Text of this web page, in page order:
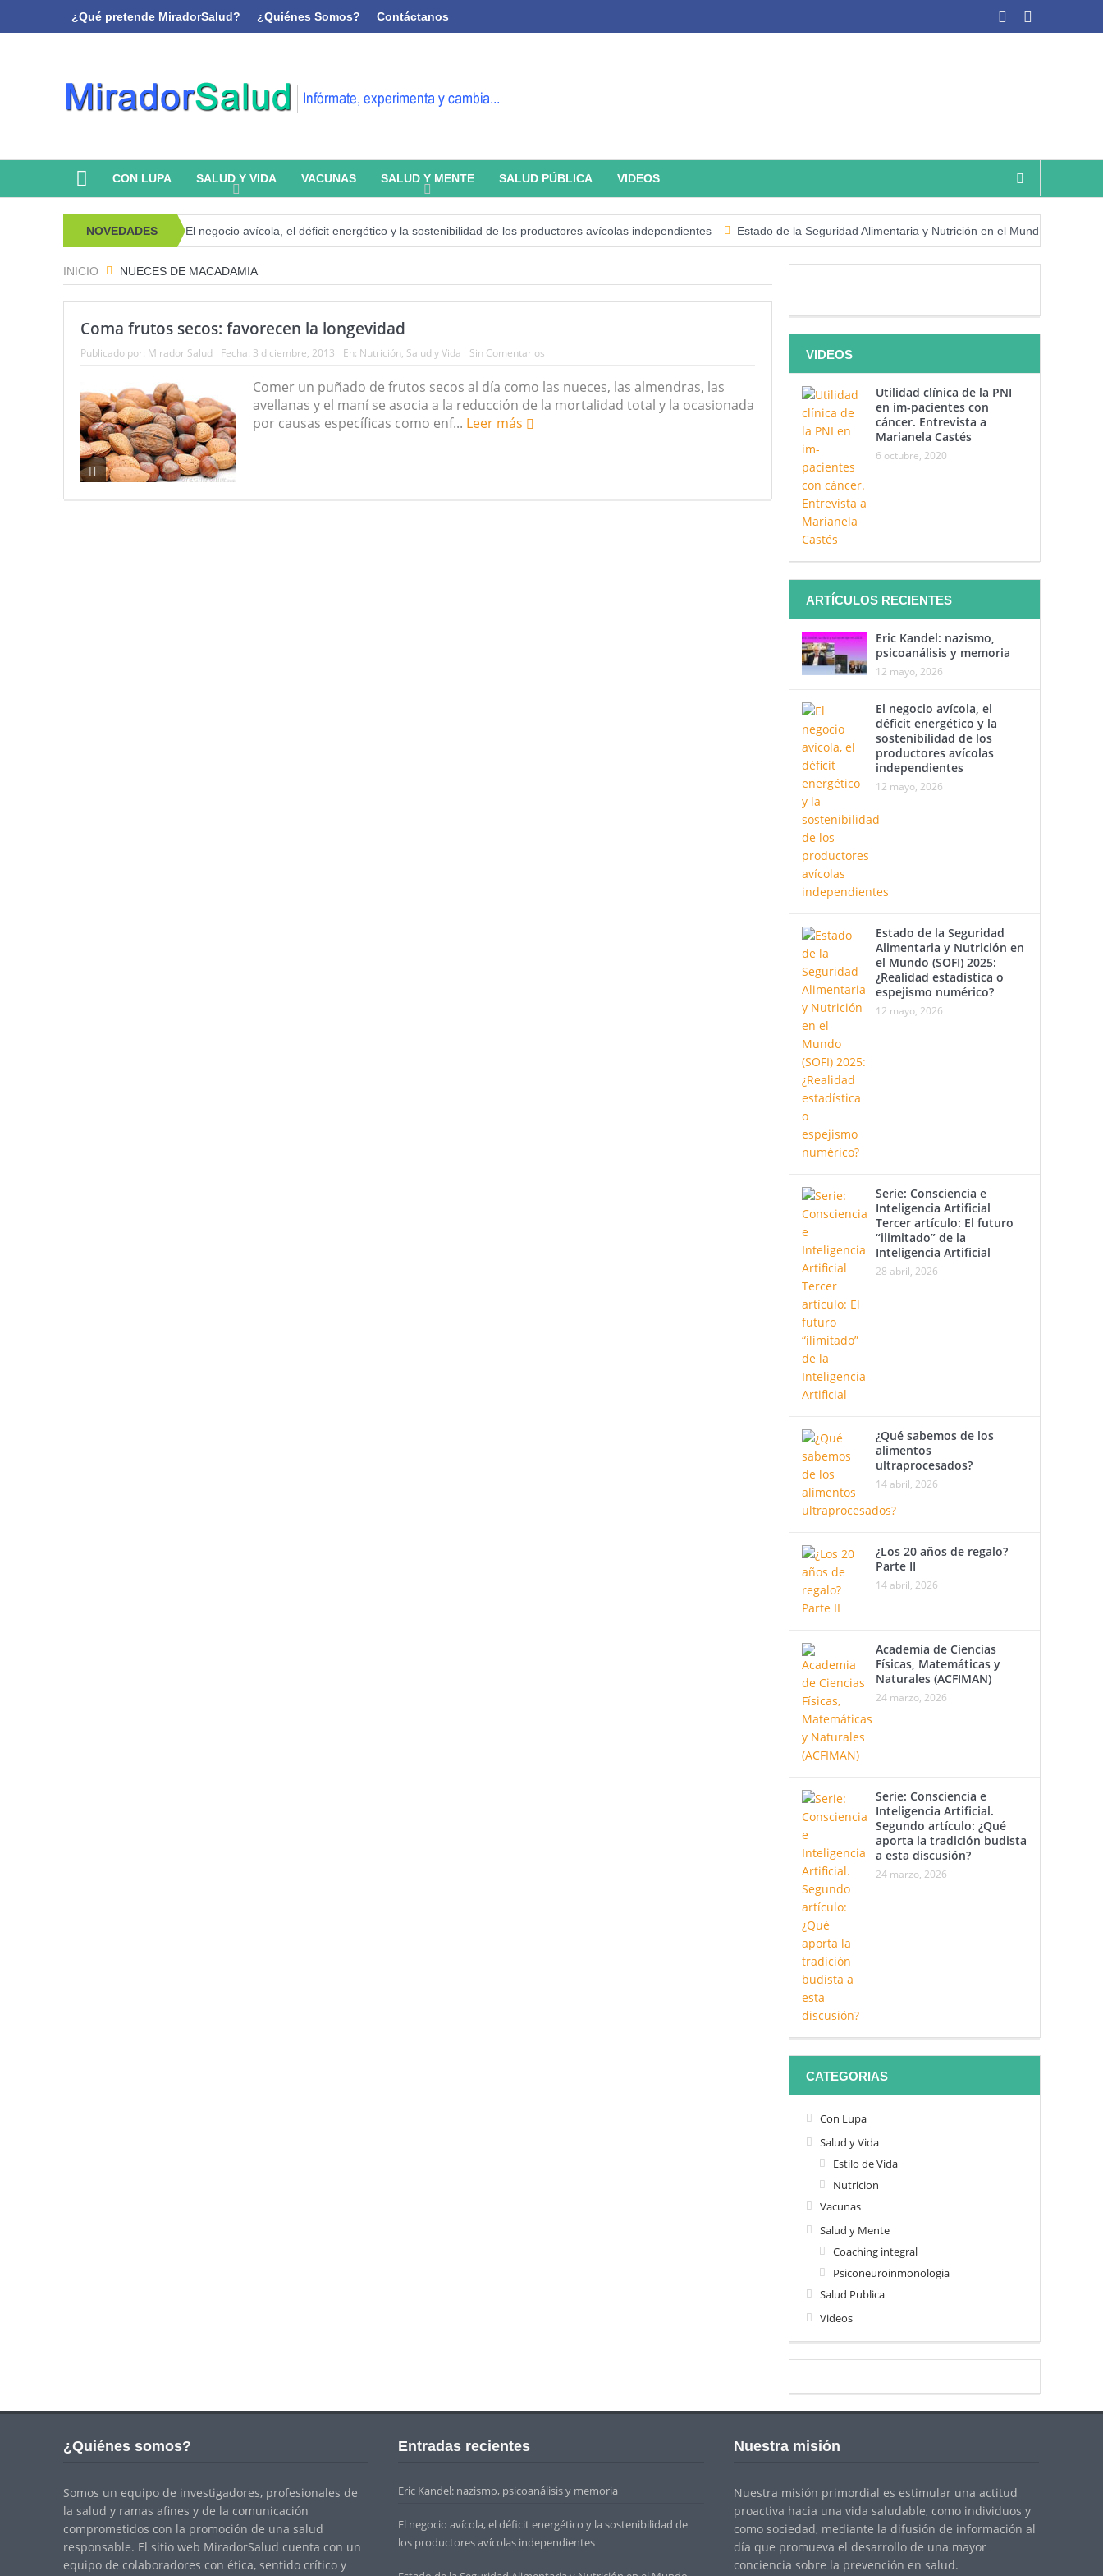
¿Qué pretende MiradorSalud? ¿Quiénes Somos? Contáctanos
CON LUPA SALUD Y VIDA VACUNAS SALUD Y MENTE SALUD PÚBLICA VIDEOS
NOVEDADES
y memoria El negocio avícola, el déficit energético y la sostenibilidad de los productores avícolas independientes Estado de la Seguridad Alimentaria y Nutrición en el Mundo (SOFI) 2025:
INICIO NUECES DE MACADAMIA
Coma frutos secos: favorecen la longevidad
Publicado por: Mirador Salud Fecha: 3 diciembre, 2013 En: Nutrición, Salud y Vida Sin Comentarios
Comer un puñado de frutos secos al día como las nueces, las almendras, las
avellanas y el maní se asocia a la reducción de la mortalidad total y la ocasionada
por causas específicas como enf... Leer más
VIDEOS
Utilidad clínica de la PNI
en im-pacientes con
cáncer. Entrevista a
Marianela Castés
6 octubre, 2020
ARTÍCULOS RECIENTES
Eric Kandel: nazismo,
psicoanálisis y memoria
12 mayo, 2026
El negocio avícola, el
déficit energético y la
sostenibilidad de los
productores avícolas
independientes
12 mayo, 2026
Estado de la Seguridad
Alimentaria y Nutrición en
el Mundo (SOFI) 2025:
¿Realidad estadística o
espejismo numérico?
12 mayo, 2026
Serie: Consciencia e
Inteligencia Artificial
Tercer artículo: El futuro
“ilimitado” de la
Inteligencia Artificial
28 abril, 2026
¿Qué sabemos de los
alimentos
ultraprocesados?
14 abril, 2026
¿Los 20 años de regalo?
Parte II
14 abril, 2026
Academia de Ciencias
Físicas, Matemáticas y
Naturales (ACFIMAN)
24 marzo, 2026
Serie: Consciencia e
Inteligencia Artificial.
Segundo artículo: ¿Qué
aporta la tradición budista
a esta discusión?
24 marzo, 2026
CATEGORIAS
Con Lupa
Salud y Vida
Estilo de Vida
Nutricion
Vacunas
Salud y Mente
Coaching integral
Psiconeuroinmonologia
Salud Publica
Videos
¿Quiénes somos?
Somos un equipo de investigadores, profesionales de
la salud y ramas afines y de la comunicación
comprometidos con la promoción de una salud
responsable. El sitio web MiradorSalud cuenta con un
equipo de colaboradores con ética, sentido crítico y
Entradas recientes
Eric Kandel: nazismo, psicoanálisis y memoria
El negocio avícola, el déficit energético y la sostenibilidad de
los productores avícolas independientes
Nuestra misión
Nuestra misión primordial es estimular una actitud
proactiva hacia una vida saludable, como individuos y
como sociedad, mediante la difusión de información al
día que promueva el desarrollo de una mayor
conciencia sobre la prevención en salud.